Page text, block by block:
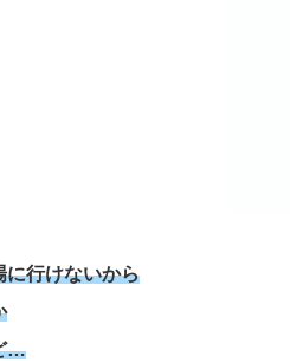
に行けないから
…